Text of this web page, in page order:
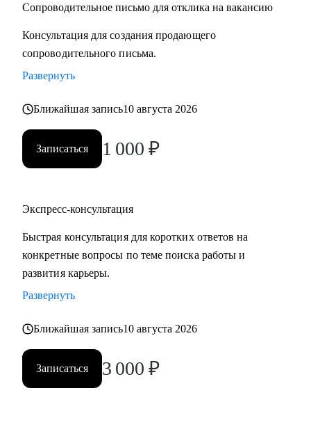
Сопроводительное письмо для отклика на вакансию
Консультация для создания продающего
сопроводительного письма.
Развернуть
Ближайшая запись10 августа 2026
Записаться 1 000 ₽
Экспресс-консультация
Быстрая консультация для коротких ответов на
конкретные вопросы по теме поиска работы и
развития карьеры.
Развернуть
Ближайшая запись10 августа 2026
Записаться 3 000 ₽